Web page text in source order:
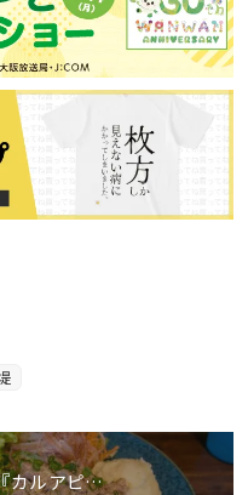
カルアピ…